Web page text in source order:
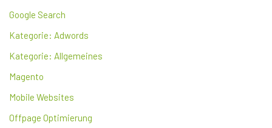
Google Search
Kategorie: Adwords
Kategorie: Allgemeines
Magento
Mobile Websites
Offpage Optimierung